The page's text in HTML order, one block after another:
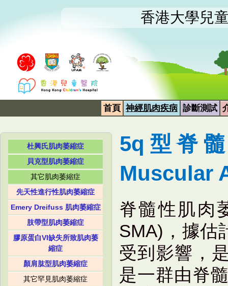
香港大學兒
首頁 神經肌肉疾病 診斷測試
杜興氏肌肉萎縮症
貝克型肌肉萎縮症
其它肌肉萎縮症
先天性進行性肌肉萎縮症
Emery Dreifuss 肌肉萎縮症
肢帶型肌肉萎縮症
膠原蛋白VI缺失所致肌肉萎
縮症
顏肩肱型肌肉萎縮症
其它罕見肌肉萎縮症
5q型脊
Muscular
脊髓性肌肉
SMA)，據估
受到影響，
是一群由脊